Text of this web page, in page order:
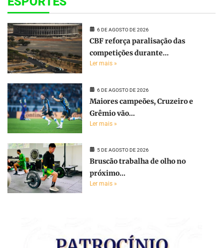
6 DE AGOSTO DE 2026
CBF reforça paralisação das
competições durante...
Ler mais »
6 DE AGOSTO DE 2026
Maiores campeões, Cruzeiro e
Grêmio vão...
Ler mais »
5 DE AGOSTO DE 2026
Bruscão trabalha de olho no
próximo...
Ler mais »